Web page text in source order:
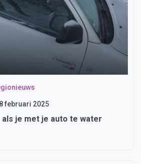
februari 2025
je met je auto te water